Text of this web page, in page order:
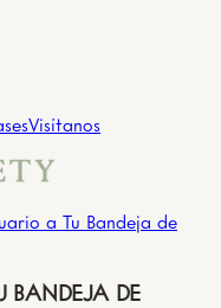
Visítanos
a Tu Bandeja de
BANDEJA DE